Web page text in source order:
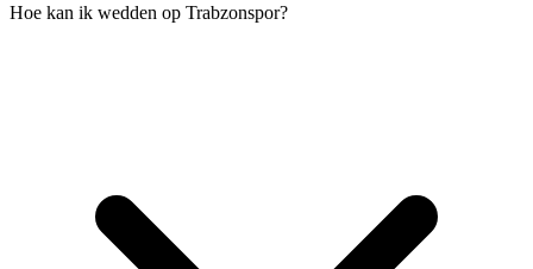
Hoe kan ik wedden op Trabzonspor?